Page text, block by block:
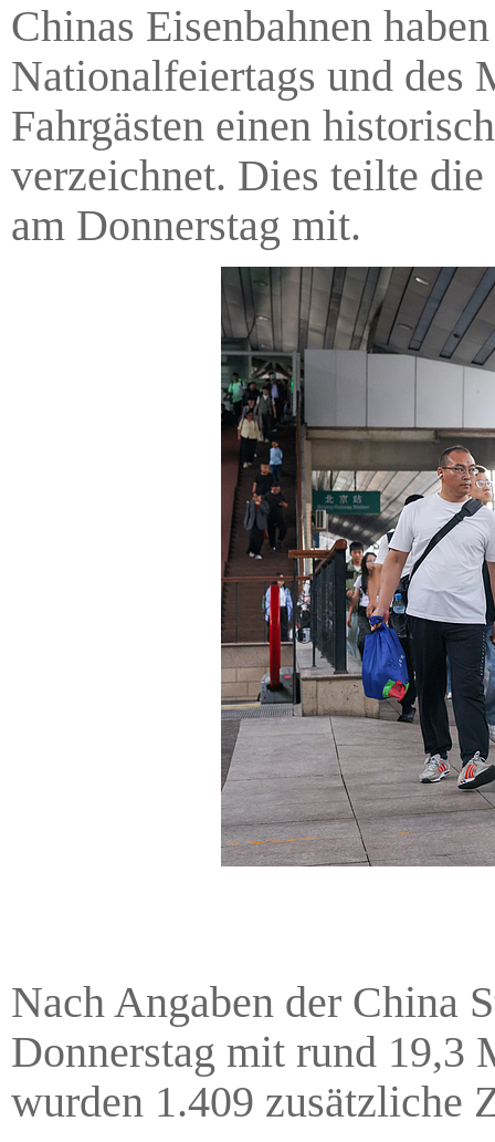
Chinas Eisenbahnen
Nationalfeiertags und
Fahrgästen einen
verzeichnet. Dies teilte
am Donnerstag mit.
Nach Angaben der China
Donnerstag mit rund 19,3
wurden 1.409 zusätzliche